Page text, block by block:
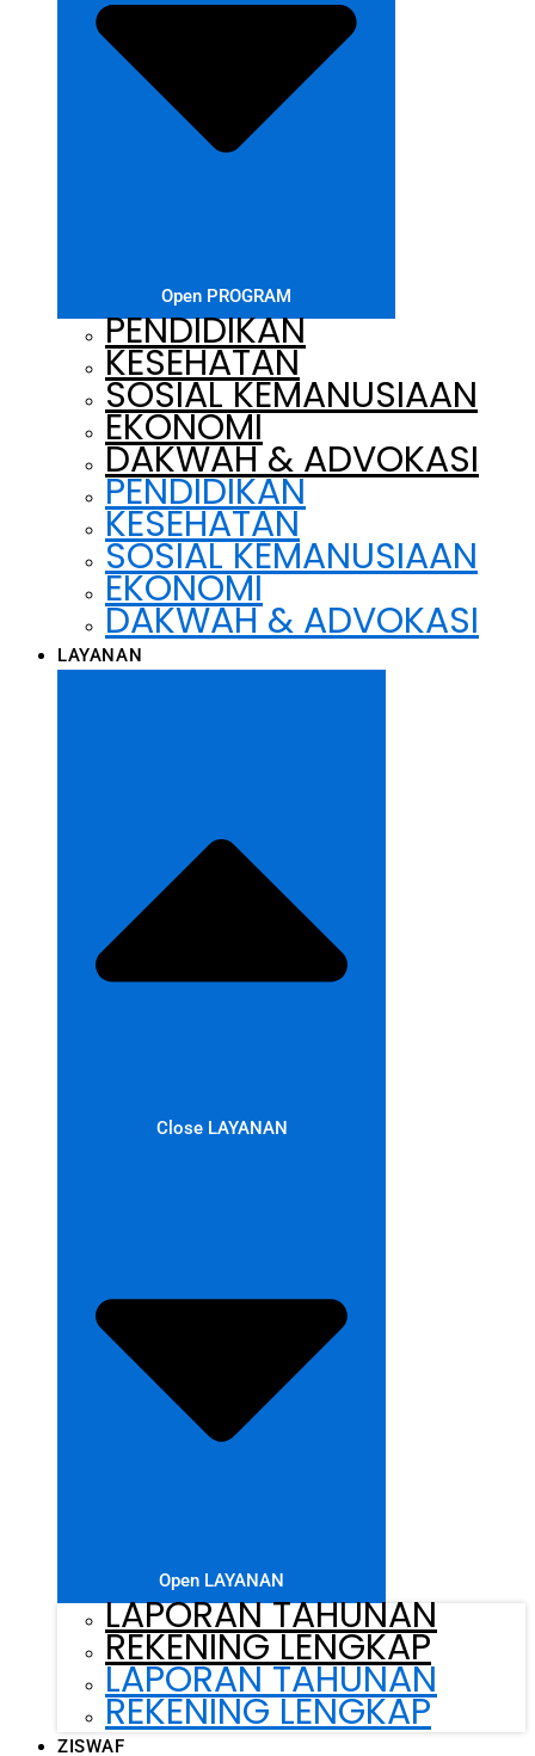
Open PROGRAM
PENDIDIKAN
KESEHATAN
SOSIAL KEMANUSIAAN
EKONOMI
DAKWAH & ADVOKASI
PENDIDIKAN
KESEHATAN
SOSIAL KEMANUSIAAN
EKONOMI
DAKWAH & ADVOKASI
LAYANAN
Close LAYANAN
Open LAYANAN
LAPORAN TAHUNAN
REKENING LENGKAP
LAPORAN TAHUNAN
REKENING LENGKAP
ZISWAF